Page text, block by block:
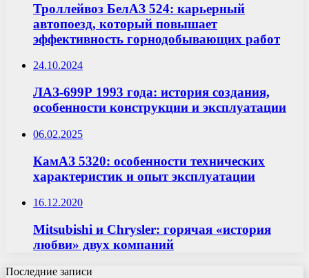
Троллейвоз БелАЗ 524: карьерный
автопоезд, который повышает
эффективность горнодобывающих работ
24.10.2024
ЛАЗ-699Р 1993 года: история создания,
особенности конструкции и эксплуатации
06.02.2025
КамАЗ 5320: особенности технических
характеристик и опыт эксплуатации
16.12.2020
Mitsubishi и Chrysler: горячая «история
любви» двух компаний
Последние записи